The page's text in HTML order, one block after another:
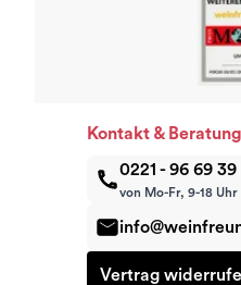
Kontakt & Beratung
0221 - 96 69 39
von Mo-Fr, 9-18
Vertrag